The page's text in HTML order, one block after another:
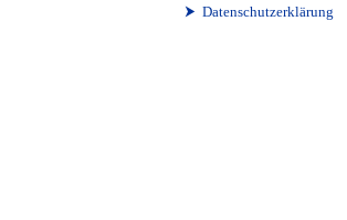
⮞ Datenschutzerklärung